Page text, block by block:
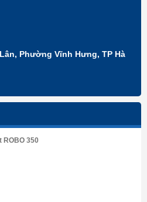
Phường Vĩnh Hưng, TP Hà
ROBO 350